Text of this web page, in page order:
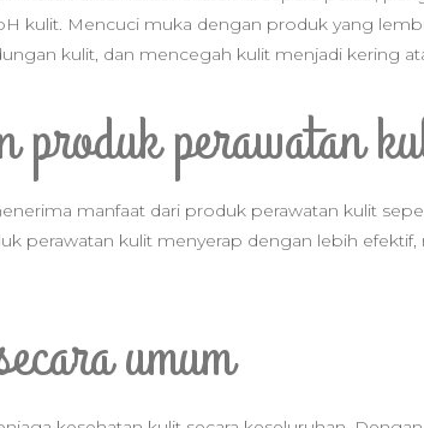
kulit. Mencuci muka dengan produk yang
kulit, dan mencegah kulit menjadi kering
produk perawatan
manfaat dari produk perawatan kulit
perawatan kulit menyerap dengan lebih
umum